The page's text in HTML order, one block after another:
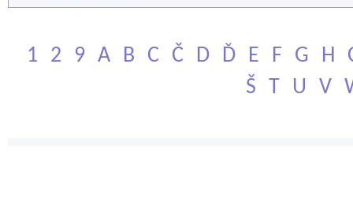
1 2 9 A B C Č D Ď E F G H
Š
T U V